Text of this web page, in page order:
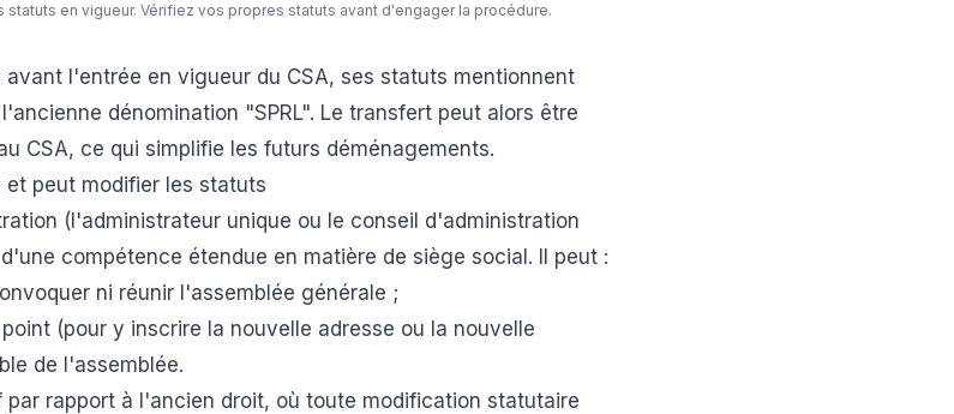
en vigueur. Vérifiez vos propres statuts avant d'engager la procédure.
l'entrée en vigueur du CSA, ses statuts mentionnent
dénomination "SPRL". Le transfert peut alors être
CSA, ce qui simplifie les futurs déménagements.
peut modifier les statuts
(l'administrateur unique ou le conseil d'administration
compétence étendue en matière de siège social. Il peut :
ni réunir l'assemblée générale ;
(pour y inscrire la nouvelle adresse ou la nouvelle
de l'assemblée.
rapport à l'ancien droit, où toute modification statutaire